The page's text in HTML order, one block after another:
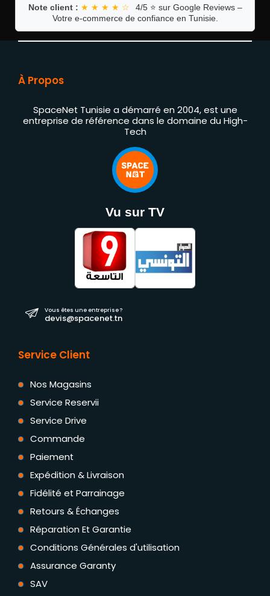
Note client : ★ ★ ★ ★ ☆
4/5 ⭐ sur Google Reviews –
Votre e-commerce de confiance en Tunisie.
À Propos
SpaceNet Tunisie a démarré en 2004, est une
entreprise de référence dans le domaine du High-
Tech
Vu sur TV
Vous êtes une entreprise ?
devis@spacenet.tn
Service Client
Nos Magasins
Service Reservii
Service Drive
Commande
Paiement
Expédition & Livraison
Fidélité et Parrainage
Retours & Échanges
Réparation Et Garantie
Conditions Générales d'utilisation
Assurance Garanty
SAV